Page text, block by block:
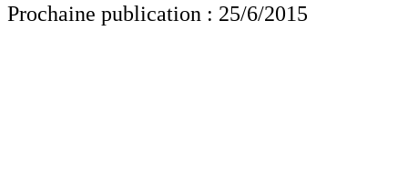
Prochaine publication : 25/6/2015